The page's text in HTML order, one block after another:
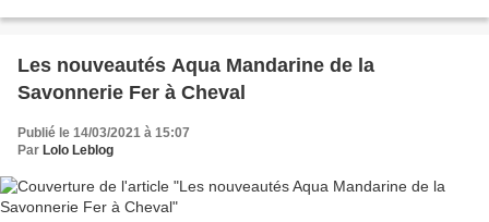
Les nouveautés Aqua Mandarine de la
Savonnerie Fer à Cheval
Publié le 14/03/2021 à 15:07
Par Lolo Leblog